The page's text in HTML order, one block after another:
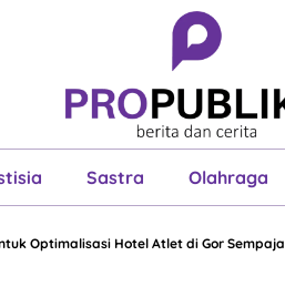
Sastra Olahraga
Berita Cerita Esai
Pariwara
Optimalisasi Hotel Atlet di Gor Sempaja